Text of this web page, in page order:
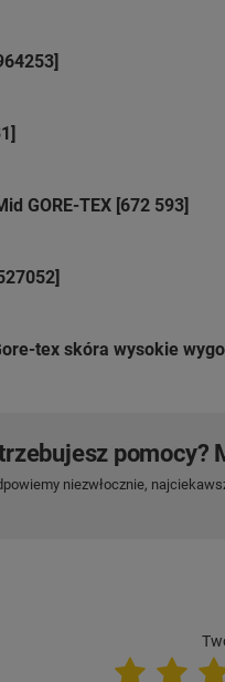
GORE-TEX [672 593]
tex skóra wysokie
pomocy?
niezwłocznie,